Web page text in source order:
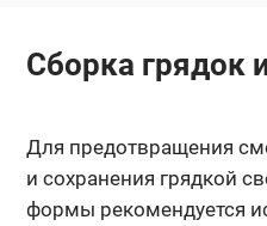
Сборка грядок
Для предотвращения
и сохранения грядкой
формы рекомендуется